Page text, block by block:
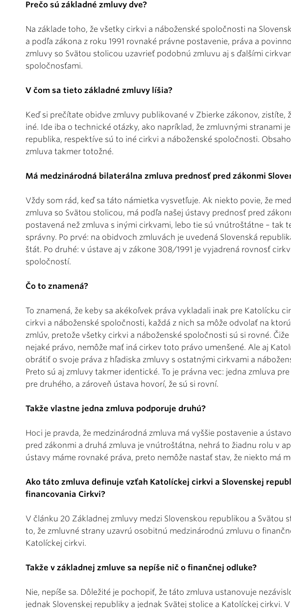
Prečo sú základné zmluvy dve?
Na základe toho, že všetky cirkvi a náboženské spoločnosti na
a podľa zákona z roku 1991 rovnaké právne postavenie, práva a
zmluvy so Svätou stolicou uzavrieť podobnú zmluvu aj s ďalšími
spoločnosťami.
V čom sa tieto základné zmluvy líšia?
Keď si prečítate obidve zmluvy publikované v Zbierke zákonov, zistíte,
iné. Ide iba o technické otázky, ako napríklad, že zmluvnými stranami
republika, respektíve sú to iné cirkvi a náboženské spoločnosti.
zmluva takmer totožné.
Má medzinárodná bilaterálna zmluva prednosť pred zákonmi
Vždy som rád, keď sa táto námietka vysvetľuje. Ak niekto povie, že
zmluva so Svätou stolicou, má podľa našej ústavy prednosť pred
postavená než zmluva s inými cirkvami, lebo tie sú vnútroštátne – tak
správny. Po prvé: na obidvoch zmluvách je uvedená Slovenská
štát. Po druhé: v ústave aj v zákone 308/1991 je vyjadrená rovnosť
spoločností.
Čo to znamená?
To znamená, že keby sa akékoľvek práva vykladali inak pre Katolícku
cirkvi a náboženské spoločnosti, každá z nich sa môže odvolať na
zmlúv, pretože všetky cirkvi a náboženské spoločnosti sú si rovné.
nejaké právo, nemôže mať iná cirkev toto právo umenšené. Ale aj
obrátiť o svoje práva z hľadiska zmluvy s ostatnými cirkvami a
Preto sú aj zmluvy takmer identické. To je právna vec: jedna zmluva
pre druhého, a zároveň ústava hovorí, že sú si rovní.
Takže vlastne jedna zmluva podporuje druhú?
Hoci je pravda, že medzinárodná zmluva má vyššie postavenie a
pred zákonmi a druhá zmluva je vnútroštátna, nehrá to žiadnu rolu v
ústavy máme rovnaké práva, preto nemôže nastať stav, že niekto má
Ako táto zmluva definuje vzťah Katolíckej cirkvi a Slovenskej
financovania Cirkvi?
V článku 20 Základnej zmluvy medzi Slovenskou republikou a Svätou
to, že zmluvné strany uzavrú osobitnú medzinárodnú zmluvu o
Katolíckej cirkvi.
Takže v základnej zmluve sa nepíše nič o finančnej odluke?
Nie, nepíše sa. Dôležité je pochopiť, že táto zmluva ustanovuje
jednak Slovenskej republiky a jednak Svätej stolice a Katolíckej cirkvi.